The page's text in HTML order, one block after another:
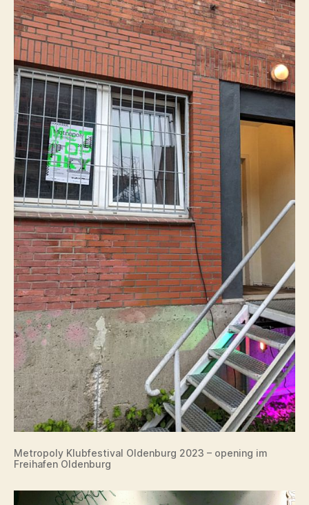
Metropoly Klubfestival Oldenburg 2023 – opening im
Freihafen Oldenburg